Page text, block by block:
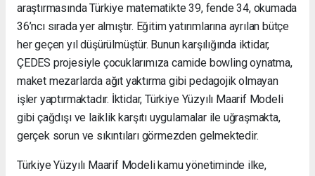
araştırmasında Türkiye matematikte 39, fende 34, okumada
36’ncı sırada yer almıştır. Eğitim yatırımlarına ayrılan bütçe
her geçen yıl düşürülmüştür. Bunun karşılığında iktidar,
ÇEDES projesiyle çocuklarımıza camide bowling oynatma,
maket mezarlarda ağıt yaktırma gibi pedagojik olmayan
işler yaptırmaktadır. İktidar, Türkiye Yüzyılı Maarif Modeli
gibi çağdışı ve laiklik karşıtı uygulamalar ile uğraşmakta,
gerçek sorun ve sıkıntıları görmezden gelmektedir.
Türkiye Yüzyılı Maarif Modeli kamu yönetiminde ilke,